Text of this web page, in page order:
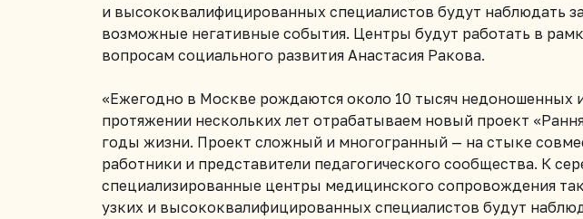
и высококвалифицированных специалистов будут наблюдать
возможные негативные события. Центры будут работать в
вопросам социального развития Анастасия Ракова.
«Ежегодно в Москве рождаются около 10 тысяч недоношенных
протяжении нескольких лет отрабатываем новый проект
годы жизни. Проект сложный и многогранный — на стыке
работники и представители педагогического сообщества. К
специализированные центры медицинского сопровождения
узких и высококвалифицированных специалистов будут